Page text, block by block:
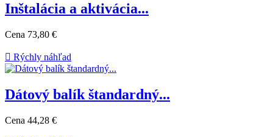
Inštalácia a aktivácia...
Cena 73,80 €
 Rýchly náhľad
Dátový balík štandardný...
Cena 44,28 €